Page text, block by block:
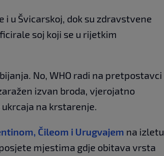
u Švicarskoj, dok su zdravstvene
soj koji se u rijetkim
No, WHO radi na pretpostavci
izvan broda, vjerojatno
na krstarenje.
Čileom i Urugvajem na izletu
mjestima gdje obitava vrsta